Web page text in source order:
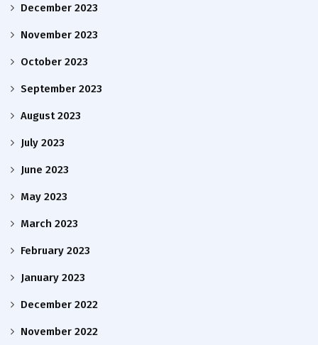
December 2023
November 2023
October 2023
September 2023
August 2023
July 2023
June 2023
May 2023
March 2023
February 2023
January 2023
December 2022
November 2022